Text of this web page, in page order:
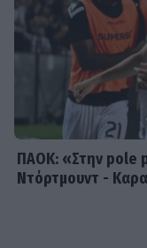
Μπαμπά σ’ αγαπώ -
Μαίρη δεν
να δημιουργεί χάος
ΠΑΟΚ: «Στην pole
Ντόρτμουντ -